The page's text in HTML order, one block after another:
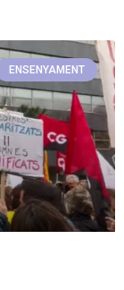
ENSENYAMENT